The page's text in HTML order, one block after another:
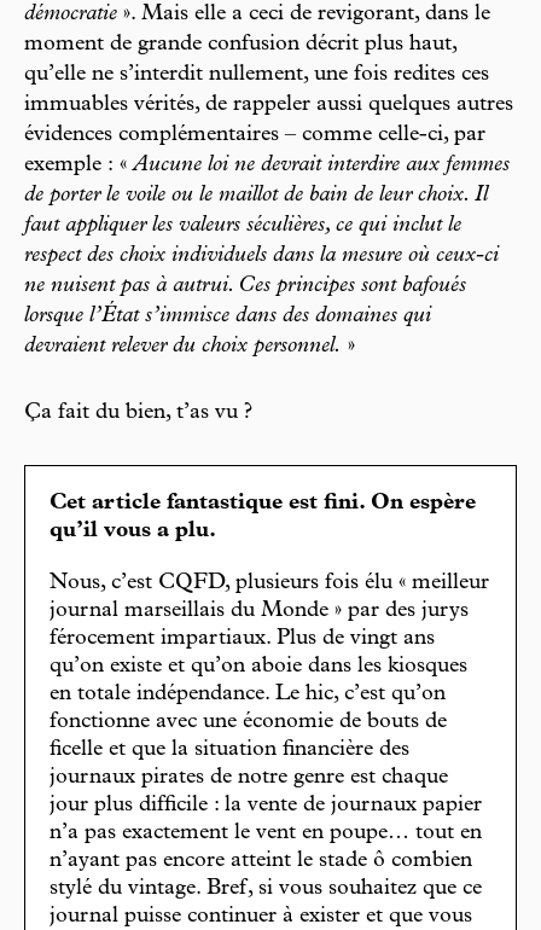
démocratie ». Mais elle a ceci de revigorant, dans le
moment de grande confusion décrit plus haut,
qu’elle ne s’interdit nullement, une fois redites ces
immuables vérités, de rappeler aussi quelques autres
évidences complémentaires – comme celle-ci, par
exemple : «Aucune loi ne devrait interdire aux femmes
de porter le voile ou le maillot de bain de leur choix. Il
faut appliquer les valeurs séculières, ce qui inclut le
respect des choix individuels dans la mesure où ceux-ci
ne nuisent pas à autrui. Ces principes sont bafoués
lorsque l’État s’immisce dans des domaines qui
devraient relever du choix personnel. »
Ça fait du bien, t’as vu ?
Cet article fantastique est fini. On espère
qu’il vous a plu.
Nous, c’est CQFD, plusieurs fois élu « meilleur
journal marseillais du Monde » par des jurys
férocement impartiaux. Plus de vingt ans
qu’on existe et qu’on aboie dans les kiosques
en totale indépendance. Le hic, c’est qu’on
fonctionne avec une économie de bouts de
ficelle et que la situation financière des
journaux pirates de notre genre est chaque
jour plus difficile : la vente de journaux papier
n’a pas exactement le vent en poupe… tout en
n’ayant pas encore atteint le stade ô combien
stylé du vintage. Bref, si vous souhaitez que ce
journal puisse continuer à exister et que vous